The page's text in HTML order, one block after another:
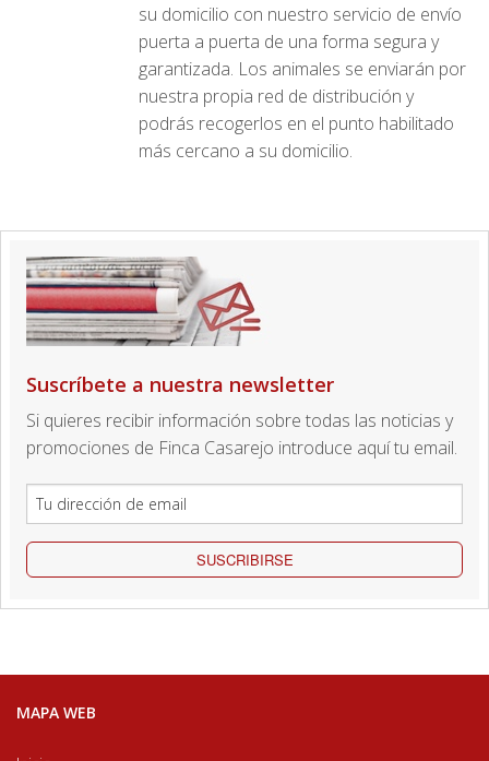
su domicilio con nuestro servicio de envío
puerta a puerta de una forma segura y
garantizada. Los animales se enviarán por
nuestra propia red de distribución y
podrás recogerlos en el punto habilitado
más cercano a su domicilio.
Suscríbete a nuestra newsletter
Si quieres recibir información sobre todas las noticias y
promociones de Finca Casarejo introduce aquí tu email.
SUSCRIBIRSE
MAPA WEB